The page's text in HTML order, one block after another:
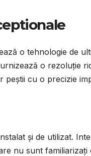
o tehnologie de
o rezoluție
peștii cu o precizie
și de utilizat.
nu sunt